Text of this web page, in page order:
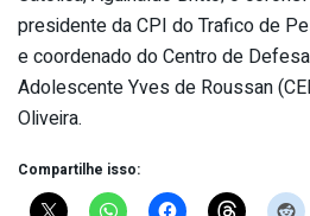
presidente da CPI do Trafico de
e coordenado do Centro de
Adolescente Yves de Roussan
Oliveira.
Compartilhe isso: